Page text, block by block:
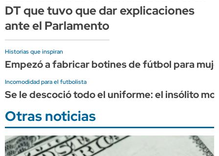
DT que tuvo que dar explicaciones
ante el Parlamento
Historias que inspiran
Empezó a fabricar botines de fútbol para
Incomodidad para el futbolista
Se le descoció todo el uniforme: el insólito
Otras noticias